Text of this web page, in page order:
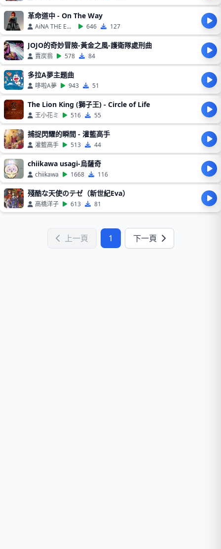
革命道中 - On The Way
AiNA THE END 646 127
JOJO的奇妙冒險-黃金之風-護衛隊處刑曲
賣炭翁 578 84
多拉A夢主題曲
哆啦A夢 943 51
The Lion King (獅子王) - Circle of Life
王小花ミ 516 55
捕捉閃耀的瞬間 - 灌籃高手
灌籃高手 513 44
chiikawa usagi-烏薩奇
chiikawa 1668 116
殘酷な天使のテゼ（新世紀Eva）
高橋洋子 613 81
上一頁 1 下一頁